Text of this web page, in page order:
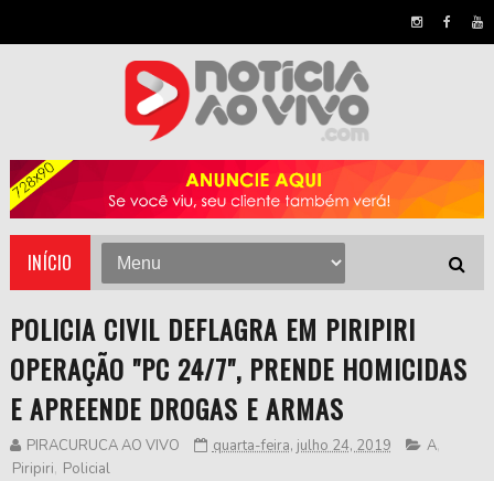
INÍCIO
POLICIA CIVIL DEFLAGRA EM PIRIPIRI
OPERAÇÃO "PC 24/7", PRENDE HOMICIDAS
E APREENDE DROGAS E ARMAS
PIRACURUCA AO VIVO quarta-feira, julho 24, 2019 A,
Piripiri, Policial